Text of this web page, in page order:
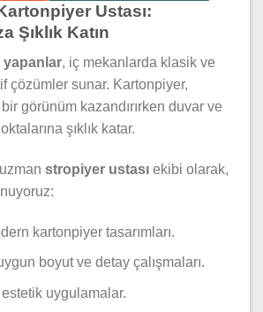
Ustası:
Şıklık Katın
yapanlar, iç mekanlarda klasik ve
çözümler sunar. Kartonpiyer,
görünüm kazandırırken duvar ve
şıklık katar.
stropiyer ustası ekibi olarak,
kartonpiyer tasarımları.
boyut ve detay çalışmaları.
estetik uygulamalar.